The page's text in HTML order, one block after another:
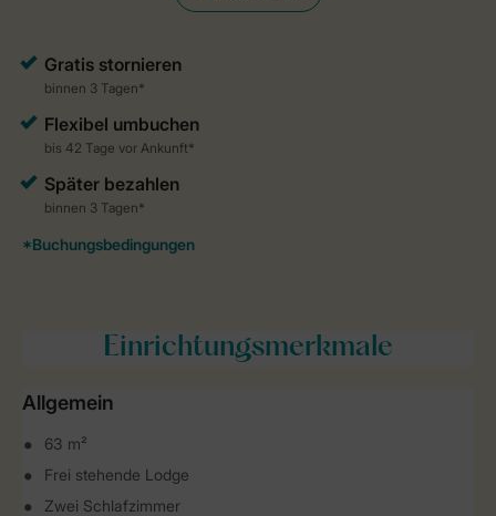
Einrichtungsmerkmale
Allgemein
63 m²
Frei stehende Lodge
Zwei Schlafzimmer